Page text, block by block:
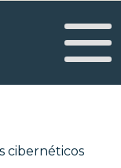
cibernéticos